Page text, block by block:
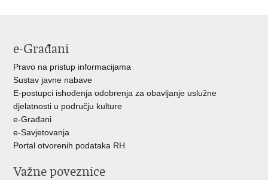
e-Građani
Pravo na pristup informacijama
Sustav javne nabave
E-postupci ishođenja odobrenja za obavljanje uslužne
djelatnosti u području kulture
e-Građani
e-Savjetovanja
Portal otvorenih podataka RH
Važne poveznice